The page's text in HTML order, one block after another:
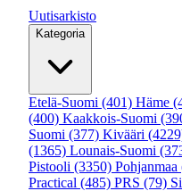
Uutisarkisto
Kategoria
Etelä-Suomi (401) Häme
(400) Kaakkois-Suomi
Suomi (377) Kivääri
(1365) Lounais-Suomi
Pistooli (3350) Pohjanmaa
Practical (485) PRS (79)